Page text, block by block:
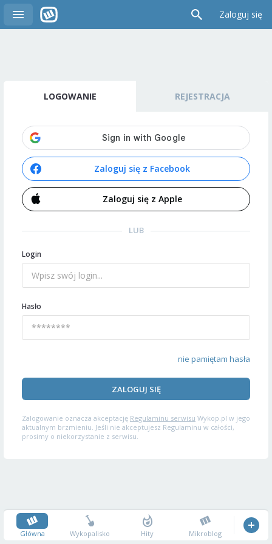
Zaloguj się
LOGOWANIE REJESTRACJA
Zaloguj się z Facebook
Zaloguj się z Apple
LUB
Login
Hasło
nie pamiętam hasła
ZALOGUJ SIĘ
Zalogowanie oznacza akceptację Regulaminu serwisu Wykop.pl w jego
aktualnym brzmieniu. Jeśli nie akceptujesz Regulaminu w całości,
prosimy o niekorzystanie z serwisu.
Główna Wykopalisko Hity Mikroblog